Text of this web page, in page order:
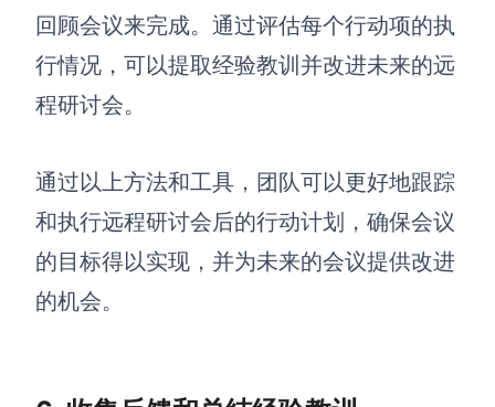
回顾会议来完成。通过评估每个行动项的执
行情况，可以提取经验教训并改进未来的远
程研讨会。
通过以上方法和工具，团队可以更好地跟踪
和执行远程研讨会后的行动计划，确保会议
的目标得以实现，并为未来的会议提供改进
的机会。